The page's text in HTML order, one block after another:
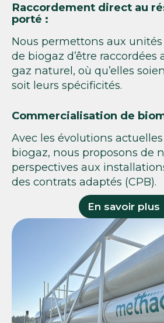
Raccordement direct au
porté :
Nous permettons aux
de biogaz d’être raccordées
gaz naturel, où qu’elles
soit leurs spécificités.
Commercialisation de
Avec les évolutions
biogaz, nous proposons de
perspectives aux
des contrats adaptés (CPB).
En savoir plus